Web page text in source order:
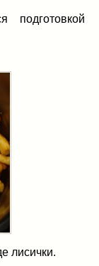
подготовкой
лисички.